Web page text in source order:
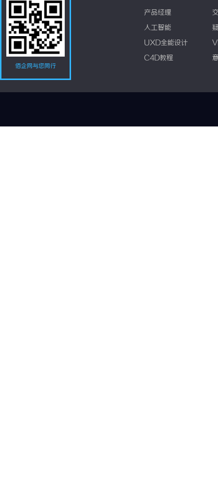
佰企网与您同行
产品经理
人工智能
UXD全能设计
C4D教程